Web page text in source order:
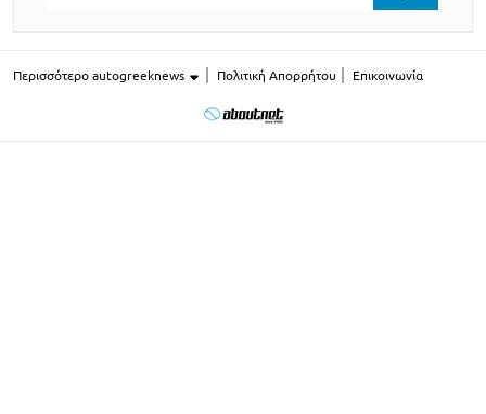
Περισσότερο autogreeknews Πολιτική Απορρήτου Επικοινωνία